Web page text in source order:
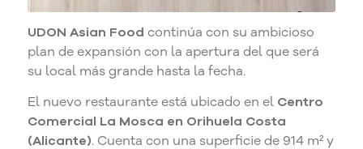
UDON Asian Food continúa con su ambicioso
plan de expansión con la apertura del que será
su local más grande hasta la fecha.
El nuevo restaurante está ubicado en el Centro
Comercial La Mosca en Orihuela Costa
(Alicante). Cuenta con una superficie de 914 m² y